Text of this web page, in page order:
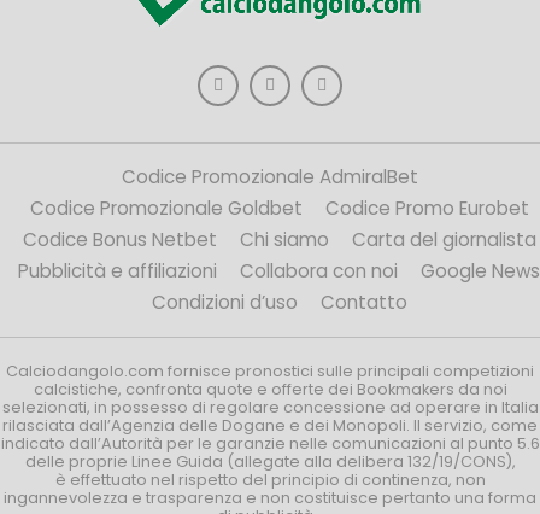
Codice Promozionale AdmiralBet
Codice Promozionale Goldbet
Codice Promo Eurobet
Codice Bonus Netbet
Chi siamo
Carta del giornalista
Pubblicità e affiliazioni
Collabora con noi
Google News
Condizioni d’uso
Contatto
Calciodangolo.com fornisce pronostici sulle principali competizioni
calcistiche, confronta quote e offerte dei Bookmakers da noi
selezionati, in possesso di regolare concessione ad operare in Italia
rilasciata dall’Agenzia delle Dogane e dei Monopoli. Il servizio, come
indicato dall’Autorità per le garanzie nelle comunicazioni al punto 5.6
delle proprie Linee Guida (allegate alla delibera 132/19/CONS),
è effettuato nel rispetto del principio di continenza, non
ingannevolezza e trasparenza e non costituisce pertanto una forma